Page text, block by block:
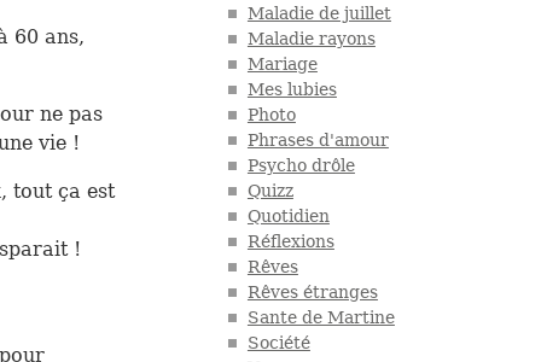
60 ans,
ne pas
vie !
tout ça est
!
Maladie de juillet
Maladie rayons
Mariage
Mes lubies
Photo
Phrases d'amour
Psycho drôle
Quizz
Quotidien
Réflexions
Rêves
Rêves étranges
Sante de Martine
Société